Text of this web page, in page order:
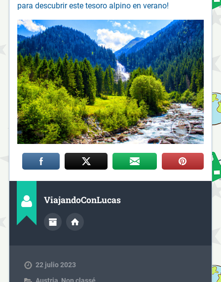
para descubrir este tesoro alpino en verano!
ViajandoConLucas
22 julio 2023